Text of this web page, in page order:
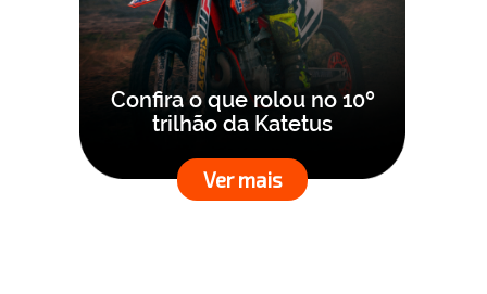
Confira o que rolou no 10º
trilhão da Katetus
Ver mais